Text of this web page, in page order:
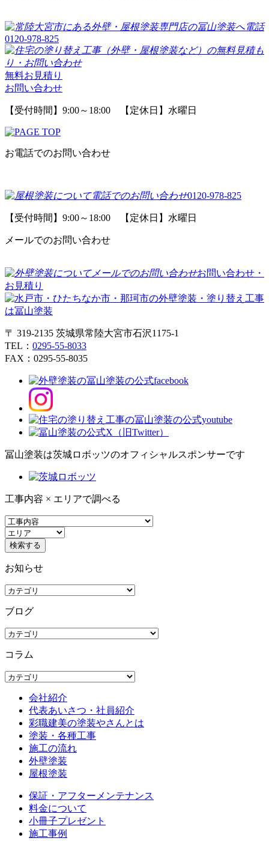
0120-978-825
無料お見積り
お問い合わせ
【受付時間】9:00～18:00 【定休日】水曜日
お電話でのお問い合わせ
0120-978-825
【受付時間】9:00～18:00 【定休日】水曜日
メールでのお問い合わせ
お問い合わせ・
お見積り
〒 319-2135 茨城県常陸大宮市石沢1175-1
TEL： 0295-55-8033
FAX：0295-55-8035
冨山塗装は茨城ロボッツのオフィシャルスポンサーです
工事内容 × エリアで調べる
お知らせ
ブログ
コラム
会社紹介
代表あいさつ・社員紹介
彩職建美の塗装やさんとは
塗装・各種工事
施工の流れ
外壁塗装
屋根塗装
保証・アフターメンテナンス
料金について
小冊子プレゼント
施工事例